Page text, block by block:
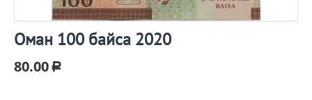
Оман 100 байса 2020
80.00 Р